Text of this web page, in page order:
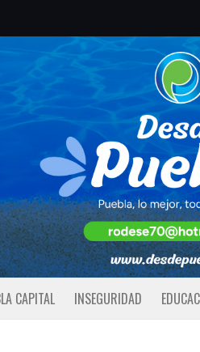
CAPITAL INSEGURIDAD